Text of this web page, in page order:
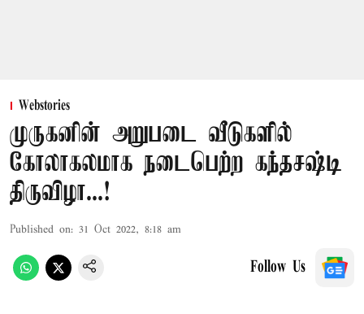
Webstories
முருகனின் அறுபடை வீடுகளில்
கோலாகலமாக நடைபெற்ற கந்தசஷ்டி
திருவிழா...!
Published on: 31 Oct 2022, 8:18 am
Follow Us